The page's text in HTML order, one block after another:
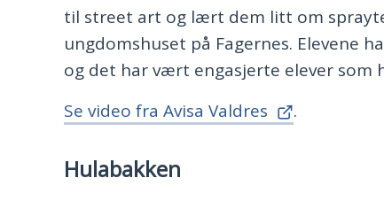
til street art og lært dem litt om
ungdomshuset på Fagernes. Elevene
og det har vært engasjerte elever som
Se video fra Avisa Valdres
.
Hulabakken